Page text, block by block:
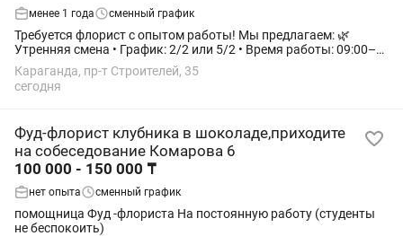
менее 1 года сменный график
Требуется флорист с опытом работы! Мы предлагаем: 🌿
Утренняя смена • График: 2/2 или 5/2 • Время работы: 09:00–
17:00 • Продолжительность смены: 8 часов • Заработная
плата: 8 000 тг за смену +...
Караганда, пр-т Строителей, 35
сегодня
Фуд-флорист клубника в шоколаде,приходите
на собеседование Комарова 6
100 000 - 150 000 ₸
нет опыта сменный график
помощница Фуд -флориста На постоянную работу (студенты
не беспокоить)